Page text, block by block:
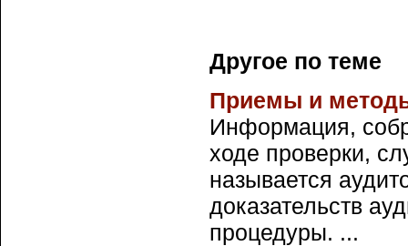
Другое по теме
Приемы и
Информация,
ходе проверки,
называется
доказательств
процедуры. ...